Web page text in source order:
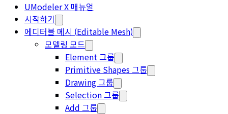
UModeler X 매뉴얼
시작하기
에디터블 메시 (Editable Mesh)
모델링 모드
Element 그룹
Primitive Shapes 그룹
Drawing 그룹
Selection 그룹
Add 그룹